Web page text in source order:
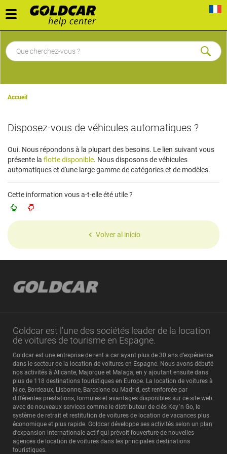
Toggle
navigation
Accueil
Disposez-vous de véhicules automatiques ?
Oui. Nous répondons à la plupart des besoins. Le lien suivant vous
présente la flotte disponible. Nous disposons de véhicules
automatiques et d'une large gamme de catégories et de modèles.
Cette information vous a-t-elle été utile ?
Volver al inicio
Goldcar est l'une des sociétés leader de la location
de voitures de tourisme en Espagne.
Goldcar est une entreprise de rent a car ayant plus de 30 ans d’expérience
dans le secteur de la location de voitures en Espagne. Nous avons débuté
nos activités à Alicante, Majorque et Malaga, en y ajoutant ensuite dans
plus de 118 destinations touristiques en Europe. La location de voitures à
Nice, Bordeaux, Lisbonne, Barcelone ou Madrid, est renforcée par
différentes prestations, formules et avantages disponibles sur ce site web
avec de nouveaux services comme le distributeur de clés Key´n Go, le
système de retrait et restitution de voitures de location de vacances plus
économique et plus rapide. Goldcar développe ses activités selon un plan
d’expansion internationale actif qui prévoit l’ouverture de nouvelles
agences de location de voitures dans les principales destinations
touristiques.